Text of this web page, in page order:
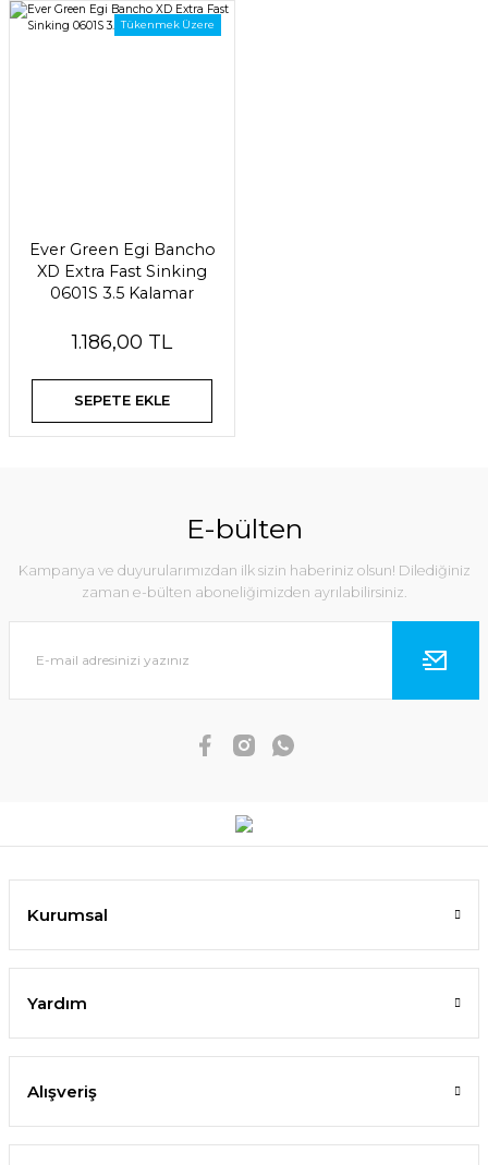
Tükenmek Üzere
Ever Green Egi Bancho
XD Extra Fast Sinking
0601S 3.5 Kalamar
1.186,00 TL
SEPETE EKLE
E-bülten
Kampanya ve duyurularımızdan ilk sizin haberiniz olsun! Dilediğiniz
zaman e-bülten aboneliğimizden ayrılabilirsiniz.
Kurumsal
Yardım
Alışveriş